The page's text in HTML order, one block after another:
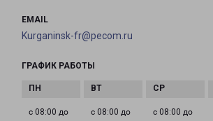
EMAIL
Kurganinsk-fr@pecom.ru
ГРАФИК РАБОТЫ
с 08:00 до
с 08:00 до
с 08:00 до